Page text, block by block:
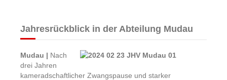
Jahresrückblick in der Abteilung Mudau
Mudau | Nach
drei Jahren
kameradschaftlicher Zwangspause und starker